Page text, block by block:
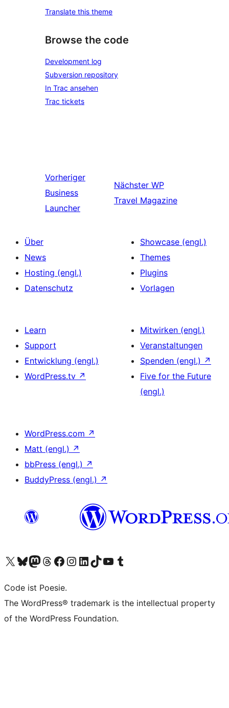
Translate this theme
Browse the code
Development log
Subversion repository
In Trac ansehen
Trac tickets
Vorheriger
Business
Launcher
Nächster WP
Travel Magazine
Über
News
Hosting (engl.)
Datenschutz
Showcase (engl.)
Themes
Plugins
Vorlagen
Learn
Support
Entwicklung (engl.)
WordPress.tv ↗
Mitwirken (engl.)
Veranstaltungen
Spenden (engl.) ↗
Five for the Future
(engl.)
WordPress.com ↗
Matt (engl.) ↗
bbPress (engl.) ↗
BuddyPress (engl.) ↗
Das X-Konto (früher Twitter) von WordPress.org besuchen
Das Bluesky-Konto von WordPress.org besuchen
Das Mastodon-Konto von WordPress.org besuchen
Das Threads-Konto von WordPress.org besuchen
Die Facebook-Seite von WordPress.org besuchen
Das Instagram-Konto von WordPress.org besuchen
Das LinkedIn-Konto von WordPress.org besuchen
Das TikTok-Konto von WordPress.org besuchen
Den YouTube-Kanal von WordPress.org besuchen
Das Tumblr-Konto von WordPress.org besuchen
Code ist Poesie.
The WordPress® trademark is the intellectual property
of the WordPress Foundation.